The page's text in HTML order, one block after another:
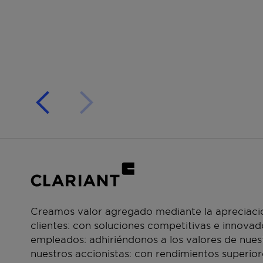
Creamos valor agregado mediante la
clientes: con soluciones competitivas e
empleados: adhiriéndonos a los valores de
nuestros accionistas: con rendimientos